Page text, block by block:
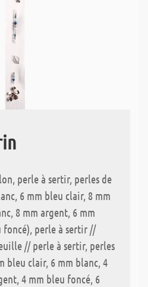
perle à sertir, perles de
6 mm bleu clair, 8 mm
8 mm argent, 6 mm
perle à sertir //
// perle à sertir, perles
bleu clair, 6 mm blanc, 4
4 mm bleu foncé, 6